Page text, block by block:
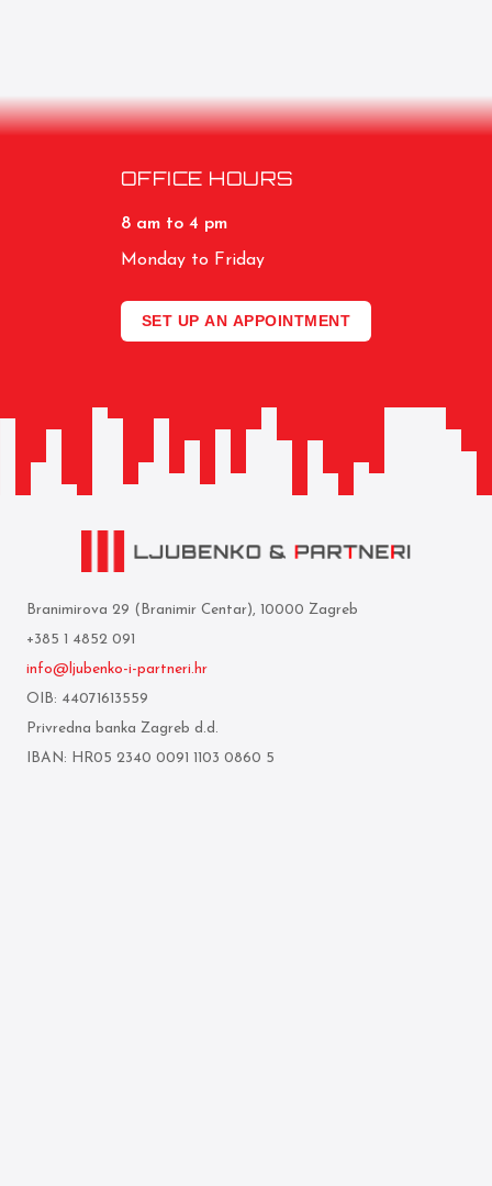
OFFICE HOURS
8 am to 4 pm
Monday to Friday
SET UP AN APPOINTMENT
Branimirova 29 (Branimir Centar), 10000 Zagreb
+385 1 4852 091
info@ljubenko-i-partneri.hr
OIB: 44071613559
Privredna banka Zagreb d.d.
IBAN: HR05 2340 0091 1103 0860 5